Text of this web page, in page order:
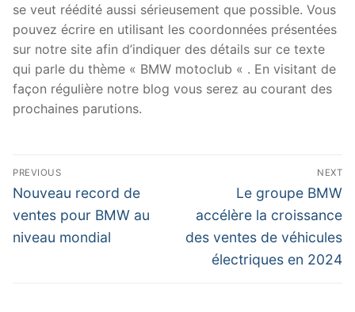
se veut réédité aussi sérieusement que possible. Vous
pouvez écrire en utilisant les coordonnées présentées
sur notre site afin d’indiquer des détails sur ce texte
qui parle du thème « BMW motoclub « . En visitant de
façon régulière notre blog vous serez au courant des
prochaines parutions.
Navigation
de
l’article
PREVIOUS
Previous
post:
Nouveau record de
ventes pour BMW au
niveau mondial
NEXT
Next
post:
Le groupe BMW
accélère la croissance
des ventes de véhicules
électriques en 2024